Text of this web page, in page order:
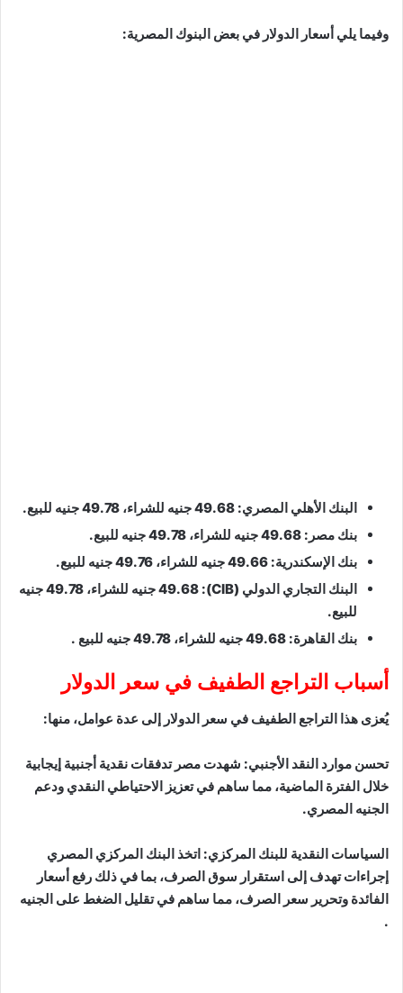
وفيما يلي أسعار الدولار في بعض البنوك المصرية:
البنك الأهلي المصري: 49.68 جنيه للشراء، 49.78 جنيه للبيع.
بنك مصر: 49.68 جنيه للشراء، 49.78 جنيه للبيع.
بنك الإسكندرية: 49.66 جنيه للشراء، 49.76 جنيه للبيع.
البنك التجاري الدولي (CIB): 49.68 جنيه للشراء، 49.78 جنيه
للبيع.
بنك القاهرة: 49.68 جنيه للشراء، 49.78 جنيه للبيع .
أسباب التراجع الطفيف في سعر الدولار
يُعزى هذا التراجع الطفيف في سعر الدولار إلى عدة عوامل، منها:
تحسن موارد النقد الأجنبي: شهدت مصر تدفقات نقدية أجنبية إيجابية
خلال الفترة الماضية، مما ساهم في تعزيز الاحتياطي النقدي ودعم
الجنيه المصري.
السياسات النقدية للبنك المركزي: اتخذ البنك المركزي المصري
إجراءات تهدف إلى استقرار سوق الصرف، بما في ذلك رفع أسعار
الفائدة وتحرير سعر الصرف، مما ساهم في تقليل الضغط على الجنيه
.